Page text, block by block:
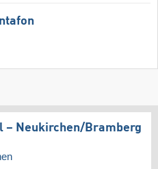
– Neukirchen/​Bramberg